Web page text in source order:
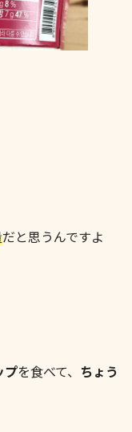
だと思うんですよ
プを食べて、 ちょう